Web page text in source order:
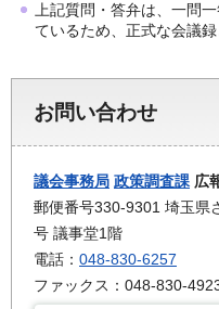
上記質問・答弁は、一問
ているため、正式な会議録
お問い合わせ
議会事務局 政策調査課 広
郵便番号330-9301 埼玉県
号 議事堂1階
電話： 048-830-6257
ファックス：048-830-